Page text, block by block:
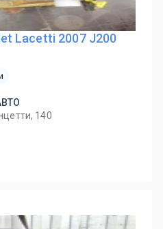
Lacetti 2007 J200
140